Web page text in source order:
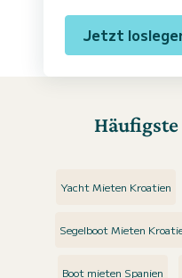
Jetzt
Yacht Mieten Kroatien
Segelboot Mieten
Boot mieten Spanien